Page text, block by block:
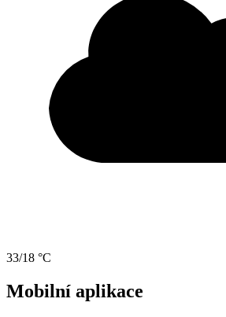
33/18 °C
Mobilní aplikace